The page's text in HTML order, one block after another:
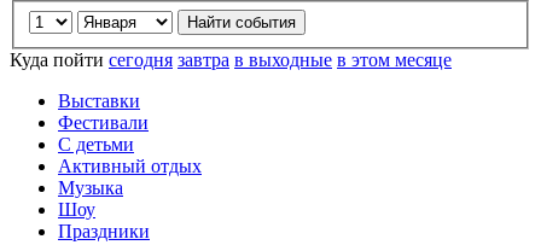
Куда пойти сегодня завтра в выходные в этом месяце
Выставки
Фестивали
С детьми
Активный отдых
Музыка
Шоу
Праздники